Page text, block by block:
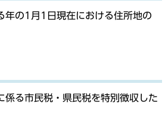
年の1月1日現在における住所地の
係る市民税・県民税を特別徴収した